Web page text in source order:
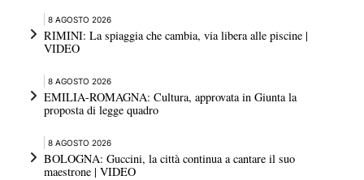
8 AGOSTO 2026
RIMINI: La spiaggia che cambia, via libera alle piscine |
VIDEO
8 AGOSTO 2026
EMILIA-ROMAGNA: Cultura, approvata in Giunta la
proposta di legge quadro
8 AGOSTO 2026
BOLOGNA: Guccini, la città continua a cantare il suo
maestrone | VIDEO